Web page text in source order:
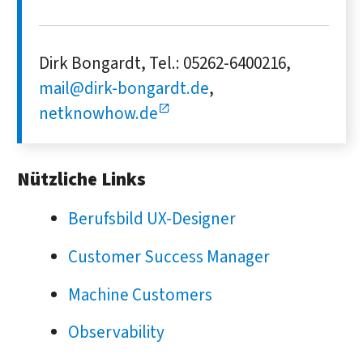
Dirk Bongardt, Tel.: 05262-6400216,
mail@dirk-bongardt.de,
netknowhow.de
Nützliche Links
Berufsbild UX-Designer
Customer Success Manager
Machine Customers
Observability